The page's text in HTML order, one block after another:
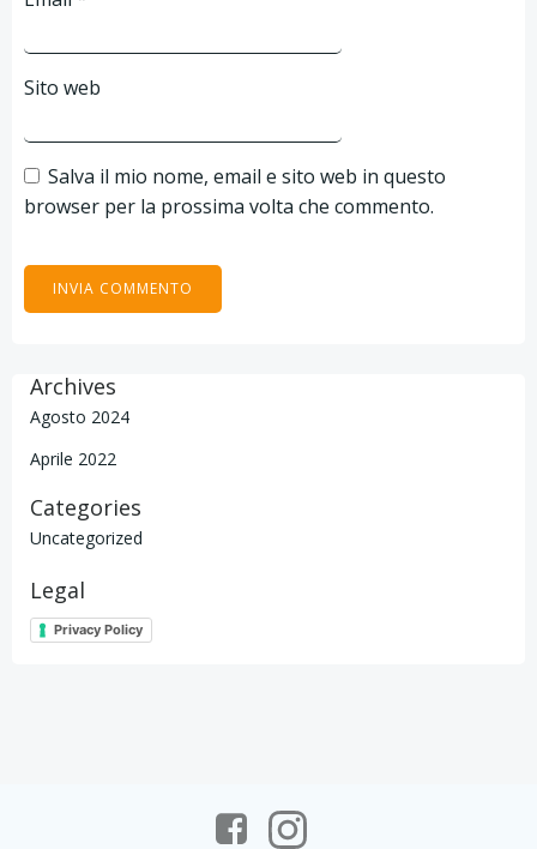
Sito web
Salva il mio nome, email e sito web in questo
browser per la prossima volta che commento.
Archives
Agosto 2024
Aprile 2022
Categories
Uncategorized
Legal
Privacy Policy